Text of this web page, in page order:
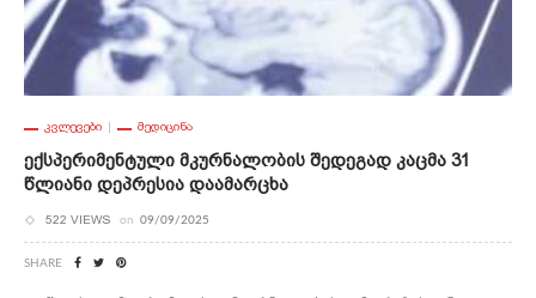
ᲙᲕᲚᲔᲕᲔᲑᲘ ᲛᲔᲓᲘᲪᲘᲜᲐ
Ექსპერიმენტული Მკურნალობის Შედეგად Კაცმა 31
Წლიანი Დეპრესია Დაამარცხა
522 VIEWS on 09/09/2025
SHARE